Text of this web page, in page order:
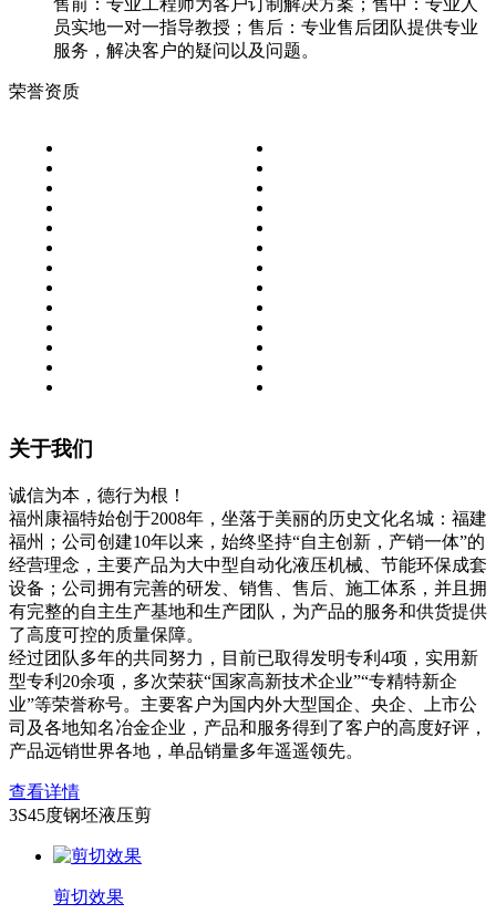
售前：专业工程师为客户订制解决方案；售中：专业人
员实地一对一指导教授；售后：专业售后团队提供专业
服务，解决客户的疑问以及问题。
荣誉资质
关于我们
诚信为本，德行为根！
福州康福特始创于2008年，坐落于美丽的历史文化名城：福建
福州；公司创建10年以来，始终坚持“自主创新，产销一体”的
经营理念，主要产品为大中型自动化液压机械、节能环保成套
设备；公司拥有完善的研发、销售、售后、施工体系，并且拥
有完整的自主生产基地和生产团队，为产品的服务和供货提供
了高度可控的质量保障。
经过团队多年的共同努力，目前已取得发明专利4项，实用新
型专利20余项，多次荣获“国家高新技术企业”“专精特新企
业”等荣誉称号。主要客户为国内外大型国企、央企、上市公
司及各地知名冶金企业，产品和服务得到了客户的高度好评，
产品远销世界各地，单品销量多年遥遥领先。
查看详情
3S45度钢坯液压剪
剪切效果